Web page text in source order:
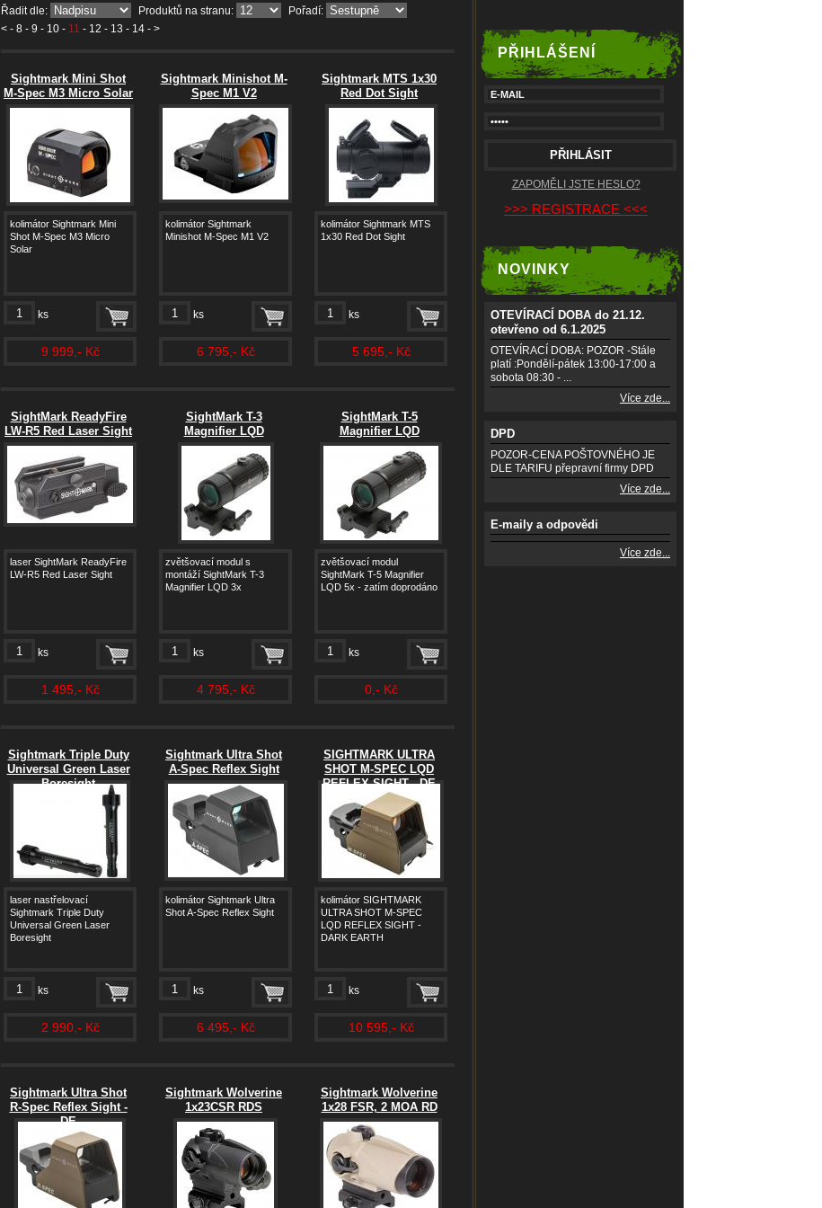
Řadit dle: Produktů na stranu:
Pořadí:
< - 8 - 9 - 10 - 11 - 12 - 13 - 14 - >
Sightmark Mini Shot
M-Spec M3 Micro Solar
kolimátor Sightmark Mini
Shot M-Spec M3 Micro
Solar
ks
9 999,- Kč
Sightmark Minishot M-
Spec M1 V2
kolimátor Sightmark
Minishot M-Spec M1 V2
ks
6 795,- Kč
Sightmark MTS 1x30
Red Dot Sight
kolimátor Sightmark MTS
1x30 Red Dot Sight
ks
5 695,- Kč
SightMark ReadyFire
LW-R5 Red Laser Sight
laser SightMark ReadyFire
LW-R5 Red Laser Sight
ks
1 495,- Kč
SightMark T-3
Magnifier LQD
zvětšovací modul s
montáží SightMark T-3
Magnifier LQD 3x
ks
4 795,- Kč
SightMark T-5
Magnifier LQD
zvětšovací modul
SightMark T-5 Magnifier
LQD 5x - zatím doprodáno
ks
0,- Kč
Sightmark Triple Duty
Universal Green Laser
Boresight
laser nastřelovací
Sightmark Triple Duty
Universal Green Laser
Boresight
ks
2 990,- Kč
Sightmark Ultra Shot
A-Spec Reflex Sight
kolimátor Sightmark Ultra
Shot A-Spec Reflex Sight
ks
6 495,- Kč
SIGHTMARK ULTRA
SHOT M-SPEC LQD
REFLEX SIGHT - DE
kolimátor SIGHTMARK
ULTRA SHOT M-SPEC
LQD REFLEX SIGHT -
DARK EARTH
ks
10 595,- Kč
Sightmark Ultra Shot
R-Spec Reflex Sight -
DE
Sightmark Wolverine
1x23CSR RDS
Sightmark Wolverine
1x28 FSR, 2 MOA RD
PŘIHLÁŠENÍ
ZAPOMĚLI JSTE HESLO?
>>> REGISTRACE <<<
NOVINKY
OTEVÍRACÍ DOBA do 21.12.
otevřeno od 6.1.2025
OTEVÍRACÍ DOBA: POZOR -Stále
platí :Pondělí-pátek 13:00-17:00 a
sobota 08:30 - ...
Více zde...
DPD
POZOR-CENA POŠTOVNÉHO JE
DLE TARIFU přepravní firmy DPD
Více zde...
E-maily a odpovědi
Více zde...